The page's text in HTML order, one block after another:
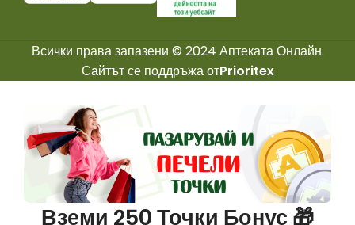
Всички права запазени © 2024 Аптеката Онлайн.
Сайтът се поддръжа отPrioritex
Вземи 250 Точки Бонус 🎁